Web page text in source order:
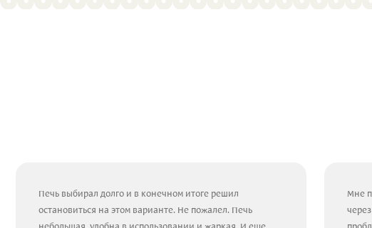
Печь выбирал долго и в конечном итоге решил
остановиться на этом варианте. Не пожалел. Печь
Мне